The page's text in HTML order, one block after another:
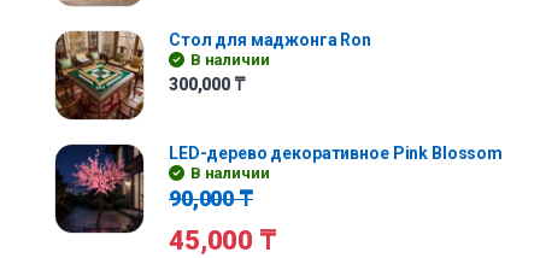
Стол для маджонга Ron
В наличии
300,000 ₸
LED-дерево декоративное Pink Blossom
В наличии
90,000₸
45,000 ₸